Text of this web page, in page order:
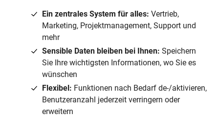
Ein zentrales System für alles: Vertrieb,
Marketing, Projektmanagement, Support und
mehr
Sensible Daten bleiben bei Ihnen:Speichern
Sie Ihre wichtigsten Informationen, wo Sie es
wünschen
Flexibel: Funktionen nach Bedarf de-/aktivieren,
Benutzeranzahl jederzeit verringern oder
erweitern